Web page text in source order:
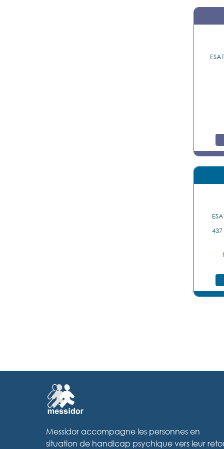
Messidor accompagne les personnes en
situation de handicap psychique vers leur